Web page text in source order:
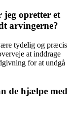
jeg opretter et
arvingerne?
tydelig og præcis
at inddrage
for at undgå
de hjælpe med